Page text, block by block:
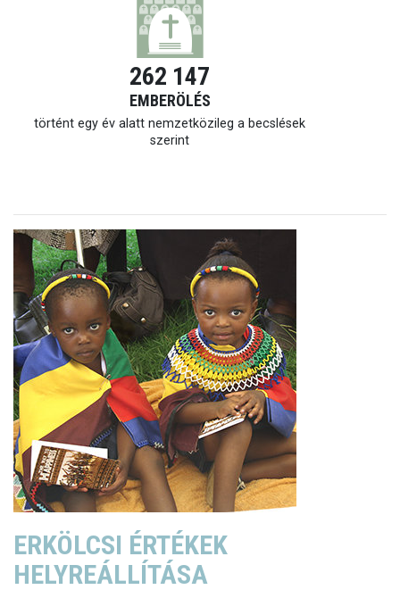
262 147
EMBERÖLÉS
történt egy év alatt nemzetközileg a becslések
szerint
ERKÖLCSI ÉRTÉKEK
HELYREÁLLÍTÁSA